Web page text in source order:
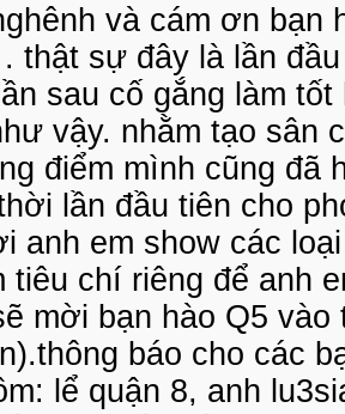
và cám ơn bạn
thật sự đây là lần
sau cố gắng làm
vậy. nhằm tạo sân
điểm mình cũng đã
lần đầu tiên cho
anh em show các
tiêu chí riêng để anh
mời bạn hào Q5
báo cho các
lể quận 8, anh